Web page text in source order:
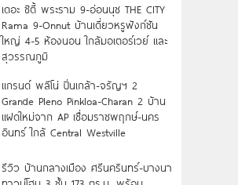
เดอะ ซิตี้ พระราม 9-อ่อนนุช THE CITY
Rama 9-Onnut บ้านเดี่ยวหรูฟังก์ชัน
ใหญ่ 4-5 ห้องนอน ใกล้มอเตอร์เวย์ และ
สุวรรณภูมิ
แกรนด์ พลีโน่ ปิ่นเกล้า-จรัญฯ 2
Grande Pleno Pinkloa-Charan 2 บ้าน
แฝดใหม่จาก AP เชื่อมราชพฤกษ์-นคร
อินทร์ ใกล้ Central Westville
รีวิว บ้านกลางเมือง ศรีนครินทร์-บางนา